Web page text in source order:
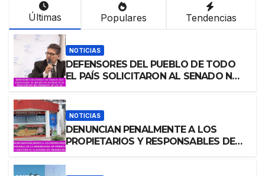
Últimas Populares Tendencias
NOTICIAS
DEFENSORES DEL PUEBLO DE TODO
EL PAÍS SOLICITARON AL SENADO NO
DE LA PROPIEDAD PRIVADA
NOTICIAS
DENUNCIAN PENALMENTE A LOS
PROPIETARIOS Y RESPONSABLES DE